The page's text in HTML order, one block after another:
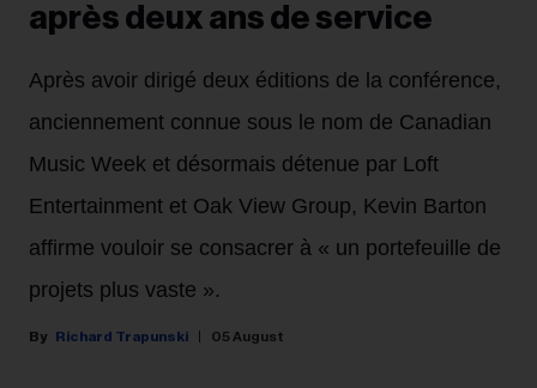
après deux ans de service
Après avoir dirigé deux éditions de la conférence,
anciennement connue sous le nom de Canadian
Music Week et désormais détenue par Loft
Entertainment et Oak View Group, Kevin Barton
affirme vouloir se consacrer à « un portefeuille de
projets plus vaste ».
Richard Trapunski 05 August